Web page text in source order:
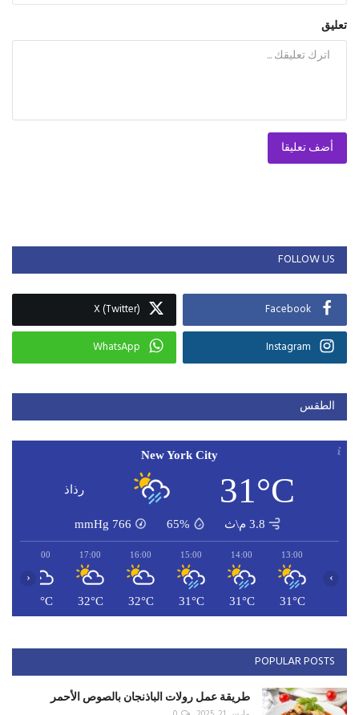
تعليق
أضف تعليقا
FOLLOW US
Facebook
X (Twitter)
Instagram
WhatsApp
الطقس
New York City
31°C رذاذ
3.8 م\ث 65%
766
mmHg
13:00
31°C
14:00
31°C
15:00
31°C
16:00
32°C
17:00
32°C
18:00
31°C
‹ ›
POPULAR POSTS
طريقة عمل رولات الباذنجان بالصوص الأحمر